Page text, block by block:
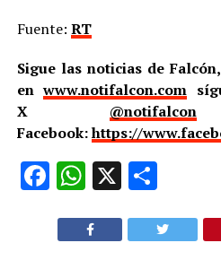
Fuente: RT
Sigue las noticias de
enwww.notifalcon.com
X @notifalcon
Facebook:https://
Facebook
WhatsApp
X